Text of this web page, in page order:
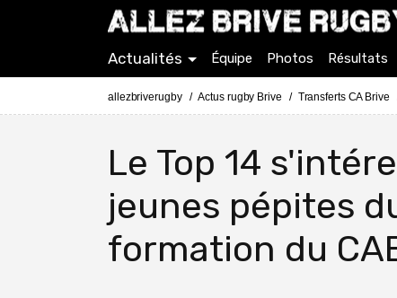
Actualités Équipe Photos Résultats
allezbriverugby Actus rugby Brive Transferts CA Brive
Le Top 14
jeunes pépites
formation du